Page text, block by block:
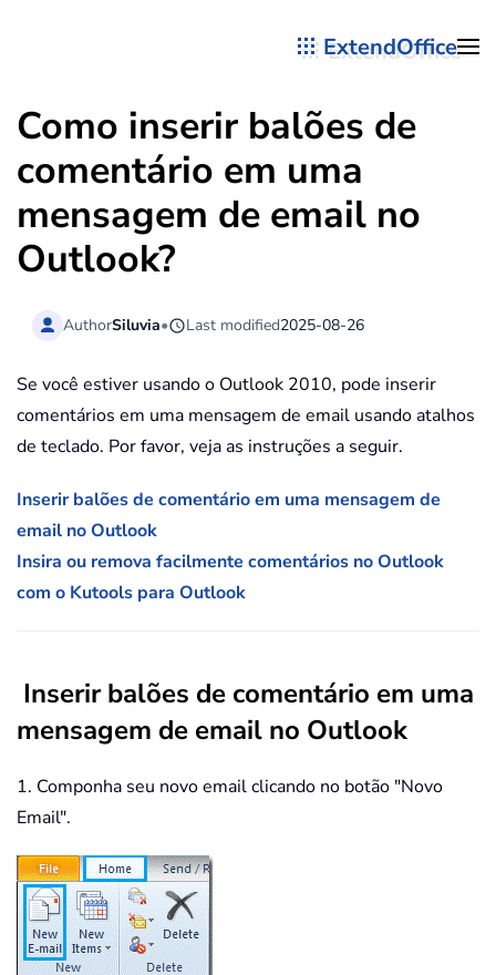
ExtendOffice
Como inserir balões de
comentário em uma
mensagem de email no
Outlook?
AuthorSiluvia• Last modified2025-08-26
Se você estiver usando o Outlook 2010, pode inserir
comentários em uma mensagem de email usando atalhos
de teclado. Por favor, veja as instruções a seguir.
Inserir balões de comentário em uma mensagem de
email no Outlook
Insira ou remova facilmente comentários no Outlook
com o Kutools para Outlook
Inserir balões de comentário em uma
mensagem de email no Outlook
1. Componha seu novo email clicando no botão "Novo
Email".